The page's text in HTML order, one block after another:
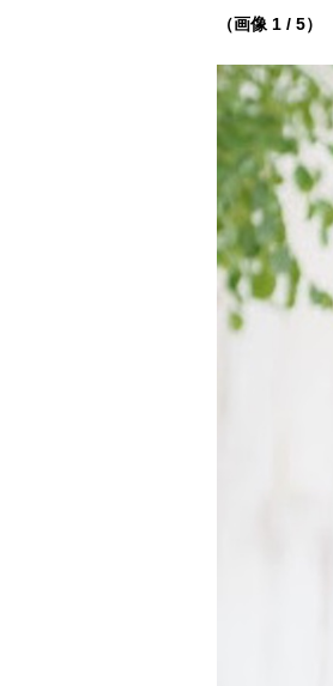
（画像 1 / 5）